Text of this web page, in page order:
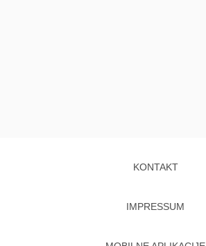
KONTAKT
IMPRESSUM